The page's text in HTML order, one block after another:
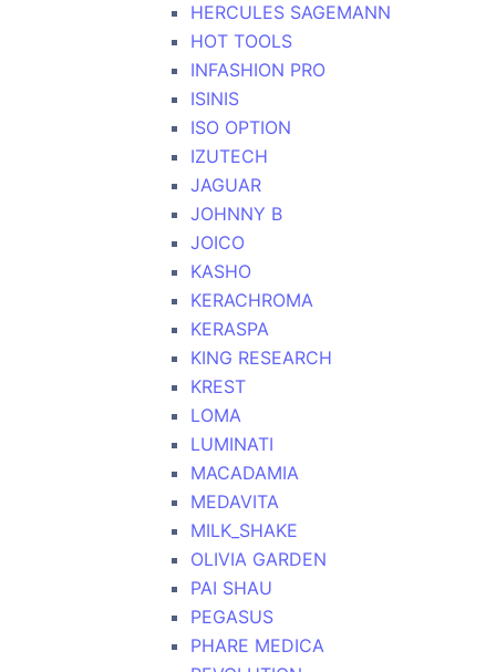
HERCULES SAGEMANN
HOT TOOLS
INFASHION PRO
ISINIS
ISO OPTION
IZUTECH
JAGUAR
JOHNNY B
JOICO
KASHO
KERACHROMA
KERASPA
KING RESEARCH
KREST
LOMA
LUMINATI
MACADAMIA
MEDAVITA
MILK_SHAKE
OLIVIA GARDEN
PAI SHAU
PEGASUS
PHARE MEDICA